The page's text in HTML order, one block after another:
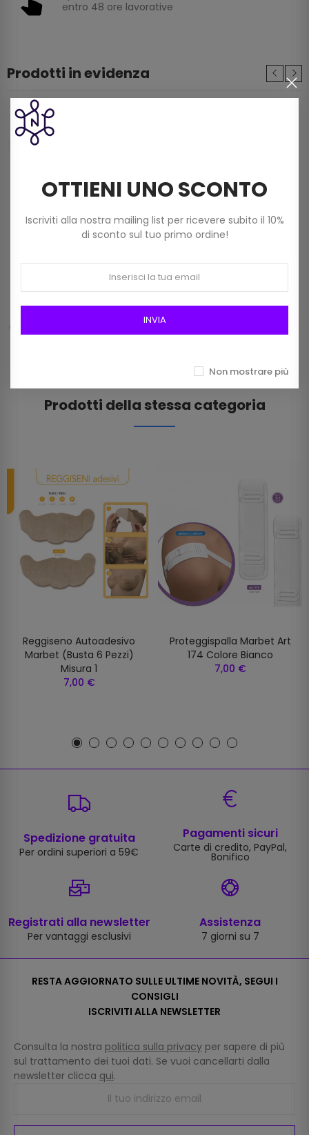
entro 48 ore lavorative
Prodotti in evidenza
Filato Dmc Revelation Mistolana Multicolor
9,00 €
Frangia In Rafia Da 15mm Art 2116/15 Col 01
Prodotti della stessa categoria
Reggiseno Autoadesivo
Marbet (busta 6 Pezzi)
Misura 1
7,00 €
Proteggispalla Marbet Art
174 Colore Bianco
7,00 €
Spedizione gratuita
Per ordini superiori a 59€
Pagamenti sicuri
Carte di credito, PayPal,
Bonifico
Registrati alla newsletter
Per vantaggi esclusivi
Assistenza
7 giorni su 7
RESTA AGGIORNATO SULLE ULTIME NOVITÀ, SEGUI I
CONSIGLI
ISCRIVITI ALLA NEWSLETTER
Consulta la nostra politica sulla privacy per sapere di più
sul trattamento dei tuoi dati. Se vuoi cancellarti dalla
newsletter clicca qui.
OTTIENI UNO SCONTO
Iscriviti alla nostra mailing list per ricevere subito il 10%
di sconto sul tuo primo ordine!
INVIA
Non mostrare più